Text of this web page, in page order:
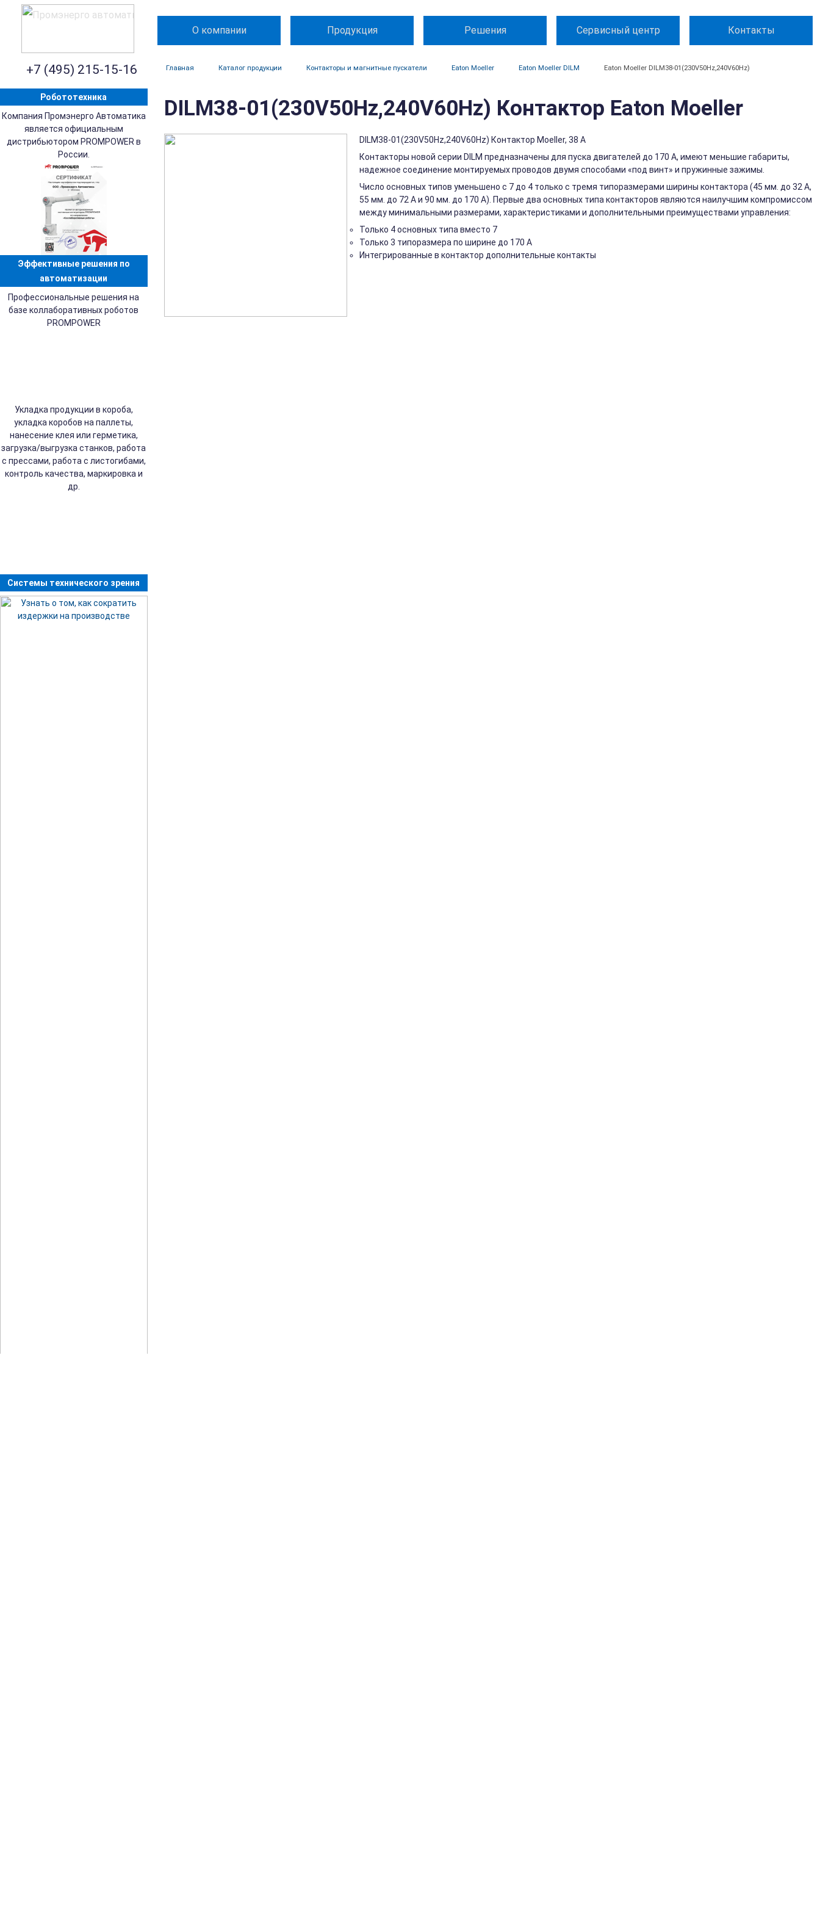
О компании Продукция Решения Сервисный центр Контакты
+7 (495) 215-15-16 Главная Каталог продукции Контакторы и магнитные пускатели Eaton Moeller Eaton Moeller DILM Eaton Moeller DILM38-01(230V50Hz,240V60Hz)
Робототехника
Компания Промэнерго Автоматика
является официальным
дистрибьютором PROMPOWER в
России.
Эффективные решения по
автоматизации
Профессиональные решения на
базе коллаборативных роботов
PROMPOWER
Укладка продукции в короба,
укладка коробов на паллеты,
нанесение клея или герметика,
загрузка/выгрузка станков, работа
с прессами, работа с листогибами,
контроль качества, маркировка и
др.
Системы технического зрения
DILM38-01(230V50Hz,240V60Hz) Контактор Eaton Moeller
DILM38-01(230V50Hz,240V60Hz) Контактор Moeller, 38 А
Контакторы новой серии DILM предназначены для пуска двигателей до 170 А, имеют меньшие габариты,
надежное соединение монтируемых проводов двумя способами «под винт» и пружинные зажимы.
Число основных типов уменьшено с 7 до 4 только с тремя типоразмерами ширины контактора (45 мм. до 32 A,
55 мм. до 72 A и 90 мм. до 170 A). Первые два основных типа контакторов являются наилучшим компромиссом
между минимальными размерами, характеристиками и дополнительными преимуществами управления:
Только 4 основных типа вместо 7
Только 3 типоразмера по ширине до 170 A
Интегрированные в контактор дополнительные контакты